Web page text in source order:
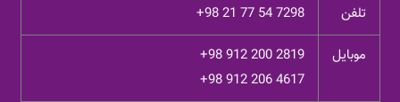
تلفن +98 21 77 54 7298
موبایل
+98 912 200 2819
+98 912 206 4617